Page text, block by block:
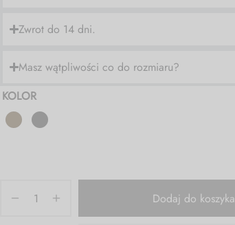
Zwrot do 14 dni.
Masz wątpliwości co do rozmiaru?
KOLOR
Dodaj do koszyka